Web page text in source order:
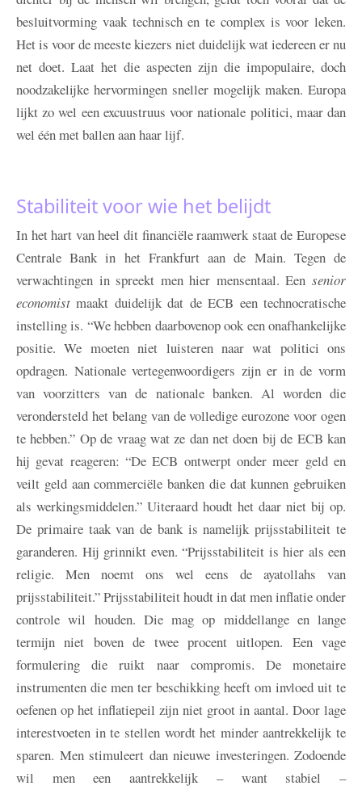
besluitvorming vaak technisch en te complex is voor leken.
Het is voor de meeste kiezers niet duidelijk wat iedereen er nu
net doet. Laat het die aspecten zijn die impopulaire, doch
noodzakelijke hervormingen sneller mogelijk maken. Europa
lijkt zo wel een excuustruus voor nationale politici, maar dan
wel één met ballen aan haar lijf.
Stabiliteit voor wie het belijdt
In het hart van heel dit financiële raamwerk staat de Europese
Centrale Bank in het Frankfurt aan de Main. Tegen de
verwachtingen in spreekt men hier mensentaal. Een senior
economist maakt duidelijk dat de ECB een technocratische
instelling is. “We hebben daarbovenop ook een onafhankelijke
positie. We moeten niet luisteren naar wat politici ons
opdragen. Nationale vertegenwoordigers zijn er in de vorm
van voorzitters van de nationale banken. Al worden die
verondersteld het belang van de volledige eurozone voor ogen
te hebben.” Op de vraag wat ze dan net doen bij de ECB kan
hij gevat reageren: “De ECB ontwerpt onder meer geld en
veilt geld aan commerciële banken die dat kunnen gebruiken
als werkingsmiddelen.” Uiteraard houdt het daar niet bij op.
De primaire taak van de bank is namelijk prijsstabiliteit te
garanderen. Hij grinnikt even. “Prijsstabiliteit is hier als een
religie. Men noemt ons wel eens de ayatollahs van
prijsstabiliteit.” Prijsstabiliteit houdt in dat men inflatie onder
controle wil houden. Die mag op middellange en lange
termijn niet boven de twee procent uitlopen. Een vage
formulering die ruikt naar compromis. De monetaire
instrumenten die men ter beschikking heeft om invloed uit te
oefenen op het inflatiepeil zijn niet groot in aantal. Door lage
interestvoeten in te stellen wordt het minder aantrekkelijk te
sparen. Men stimuleert dan nieuwe investeringen. Zodoende
wil men een aantrekkelijk – want stabiel –